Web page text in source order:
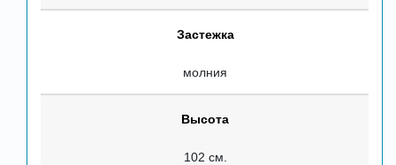
Застежка
молния
Высота
102 см.